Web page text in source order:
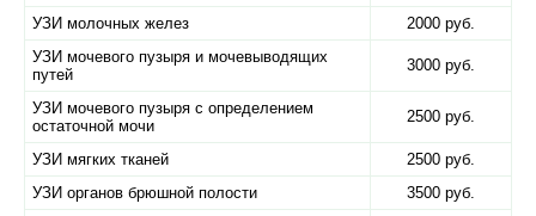
УЗИ молочных желез
2000 руб.
УЗИ мочевого пузыря и мочевыводящих
путей
3000 руб.
УЗИ мочевого пузыря с определением
остаточной мочи
2500 руб.
УЗИ мягких тканей
2500 руб.
УЗИ органов брюшной полости
3500 руб.